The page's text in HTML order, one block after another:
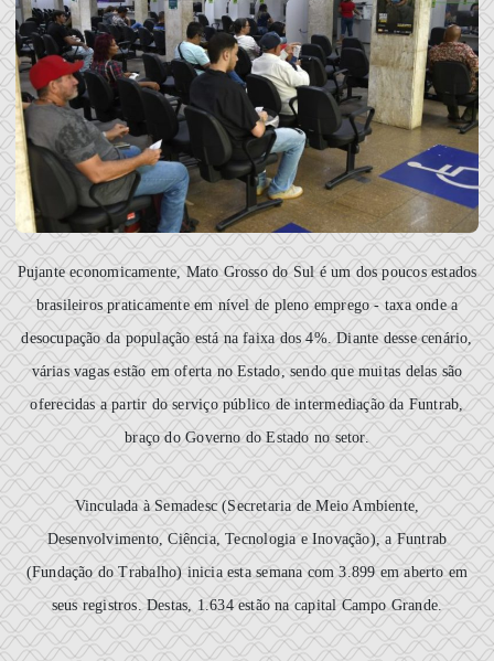
Pujante economicamente, Mato Grosso do Sul é um dos poucos estados
brasileiros praticamente em nível de pleno emprego - taxa onde a
desocupação da população está na faixa dos 4%. Diante desse cenário,
várias vagas estão em oferta no Estado, sendo que muitas delas são
oferecidas a partir do serviço público de intermediação da Funtrab,
braço do Governo do Estado no setor.
Vinculada à Semadesc (Secretaria de Meio Ambiente,
Desenvolvimento, Ciência, Tecnologia e Inovação), a Funtrab
(Fundação do Trabalho) inicia esta semana com 3.899 em aberto em
seus registros. Destas, 1.634 estão na capital Campo Grande.